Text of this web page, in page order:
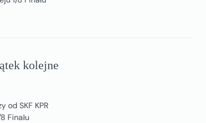
kolejne
od SKF KPR
Finału